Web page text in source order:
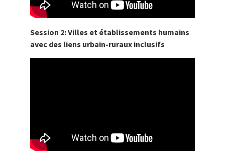
Session 2: Villes et établissements humains
avec des liens urbain-ruraux inclusifs